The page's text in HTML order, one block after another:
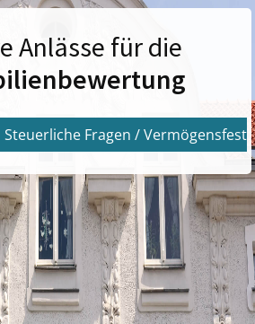
Anlässe für die
Steuerliche Fragen /